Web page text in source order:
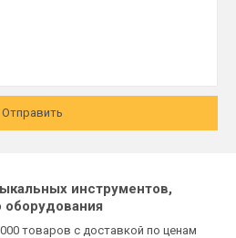
Отправить
инструментов,
оборудования
товаров с доставкой по ценам